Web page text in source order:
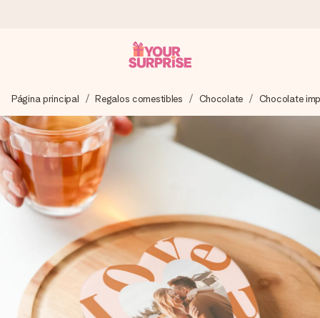
Preparamos tu regalo con cuidado y lo enviamos al vuelo,
para que lo entregues en el momento perfecto, cuando más
importa.
4,5 (basado en +15.000 opiniones)
Nuestros regalos inspiran. Los clientes nos dan un 4,5 en
Google Reviews.
Tarjeta de felicitación gratuita
Crea algo único en pocos pasos – con su nombre, tu foto o
Página principal Regalos comestibles Chocolate Chocolate